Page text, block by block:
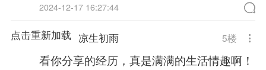
2024-12-17 16:27:44
点击重新加载 5楼
凉生初雨
看你分享的经历，真是满满的生活情趣啊！